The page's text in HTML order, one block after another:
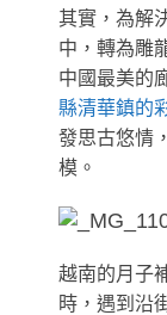
其實，為解
中，轉為雕
中國最美的
縣清華鎮的
發思古悠情
模。
越南的月子
時，遇到沿